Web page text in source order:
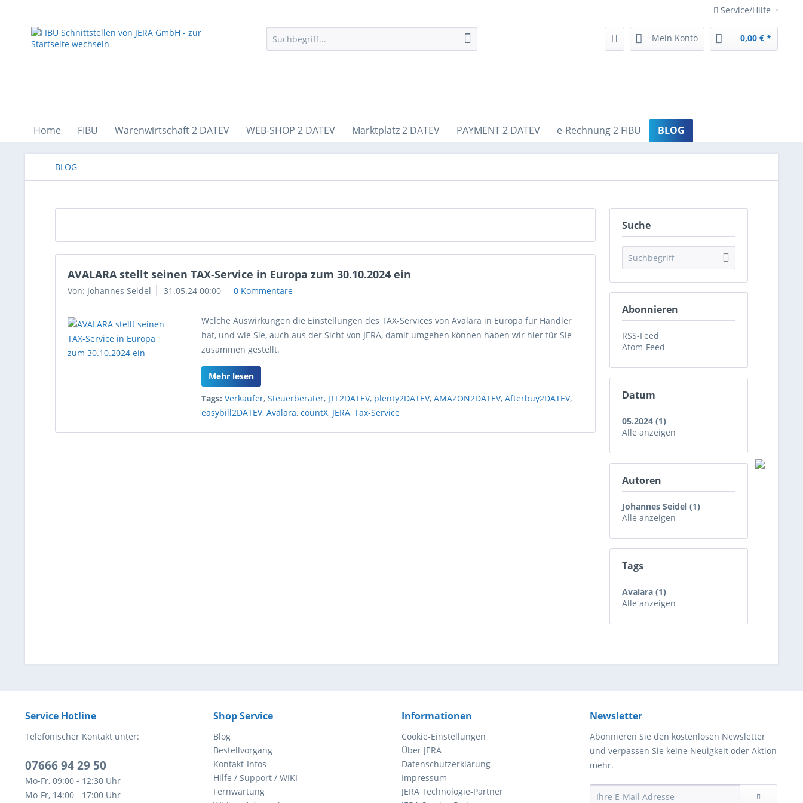
Service/Hilfe
Mein Konto 0,00 € *
Home FIBU Warenwirtschaft 2 DATEV WEB-SHOP 2 DATEV Marktplatz 2 DATEV PAYMENT 2 DATEV e-Rechnung 2 FIBU BLOG
BLOG
Suche
Abonnieren
RSS-Feed
Atom-Feed
Datum
05.2024 (1)
Alle anzeigen
Autoren
Johannes Seidel (1)
Alle anzeigen
Tags
Avalara (1)
Alle anzeigen
AVALARA stellt seinen TAX-Service in Europa zum 30.10.2024 ein
Von: Johannes Seidel 31.05.24 00:00 0 Kommentare
Welche Auswirkungen die Einstellungen des TAX-Services von Avalara in Europa für Händler
hat, und wie Sie, auch aus der Sicht von JERA, damit umgehen können haben wir hier für Sie
zusammen gestellt.
Mehr lesen
Tags: Verkäufer,Steuerberater, JTL2DATEV, plenty2DATEV,AMAZON2DATEV,Afterbuy2DATEV,
easybill2DATEV,Avalara,countX, JERA,Tax-Service
Service Hotline
Telefonischer Kontakt unter:
07666 94 29 50
Mo-Fr, 09:00 - 12:30 Uhr
Mo-Fr, 14:00 - 17:00 Uhr
Shop Service
Blog
Bestellvorgang
Kontakt-Infos
Hilfe / Support / WIKI
Fernwartung
Informationen
Cookie-Einstellungen
Über JERA
Datenschutzerklärung
Impressum
JERA Technologie-Partner
Newsletter
Abonnieren Sie den kostenlosen Newsletter
und verpassen Sie keine Neuigkeit oder Aktion
mehr.